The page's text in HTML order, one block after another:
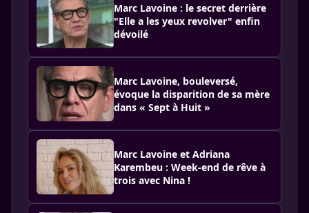
Marc Lavoine : le secret derrière
"Elle a les yeux revolver" enfin
dévoilé
Marc Lavoine, bouleversé,
évoque la disparition de sa mère
dans « Sept à Huit »
Marc Lavoine et Adriana
Karembeu : Week-end de rêve à
trois avec Nina !